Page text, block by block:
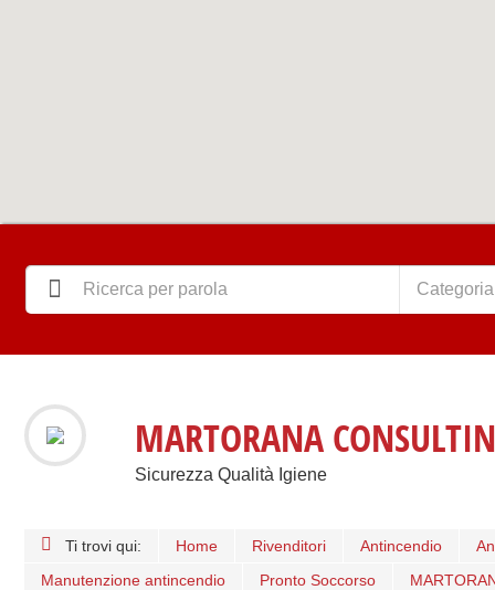
Categoria
MARTORANA
Sicurezza Qualità Igiene
Ti trovi qui: Home Rivenditori Antincendio
Manutenzione antincendio
Pronto Soccorso